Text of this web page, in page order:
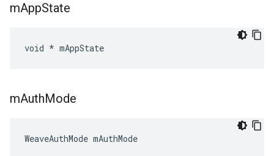
mAppState
void * mAppState
mAuthMode
WeaveAuthMode mAuthMode